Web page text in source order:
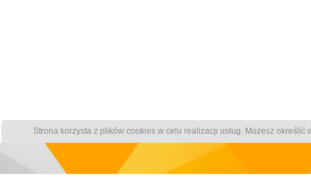
Strona korzysta z plików cookies w celu realizacji usług. Możesz